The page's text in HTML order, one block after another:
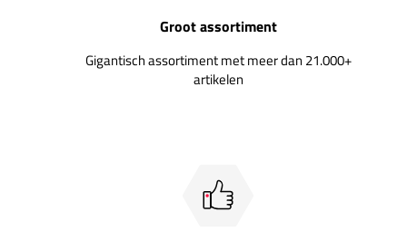
Groot assortiment
Gigantisch assortiment met meer dan 21.000+
artikelen